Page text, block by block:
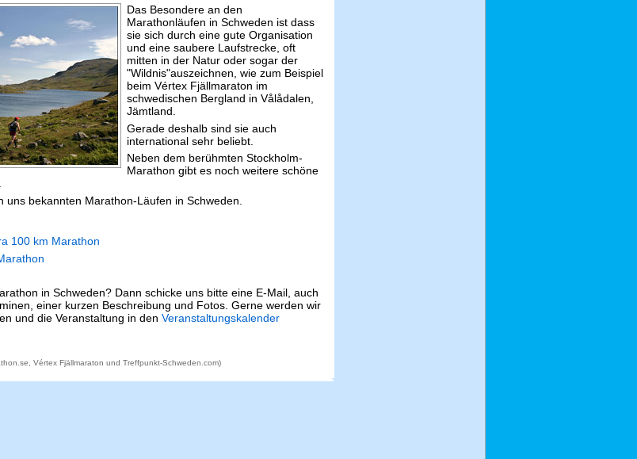
Das Besondere an den
Marathonläufen in Schweden ist dass
sie sich durch eine gute Organisation
und eine saubere Laufstrecke, oft
mitten in der Natur oder sogar der
"Wildnis"auszeichnen, wie zum Beispiel
beim Vértex Fjällmaraton im
schwedischen Bergland in Vålådalen,
Jämtland.
Gerade deshalb sind sie auch
international sehr beliebt.
Neben dem berühmten Stockholm-
Marathon gibt es noch weitere schöne
uns bekannten Marathon-Läufen in Schweden.
100 km Marathon
in Schweden? Dann schicke uns bitte eine E-Mail, auch
einer kurzen Beschreibung und Fotos. Gerne werden wir
und die Veranstaltung in den Veranstaltungskalender
Vértex Fjällmaraton und Treffpunkt-Schweden.com)